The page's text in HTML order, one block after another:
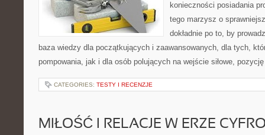
konieczności posiadania
tego marzysz o
dokładnie po to, by
baza wiedzy dla początkujących i zaawansowanych, dla tych,
pompowania, jak i dla osób polujących na wejście siłowe,
CATEGORIES: TESTY I RECENZJE
MIŁOŚĆ I RELACJE W ERZE